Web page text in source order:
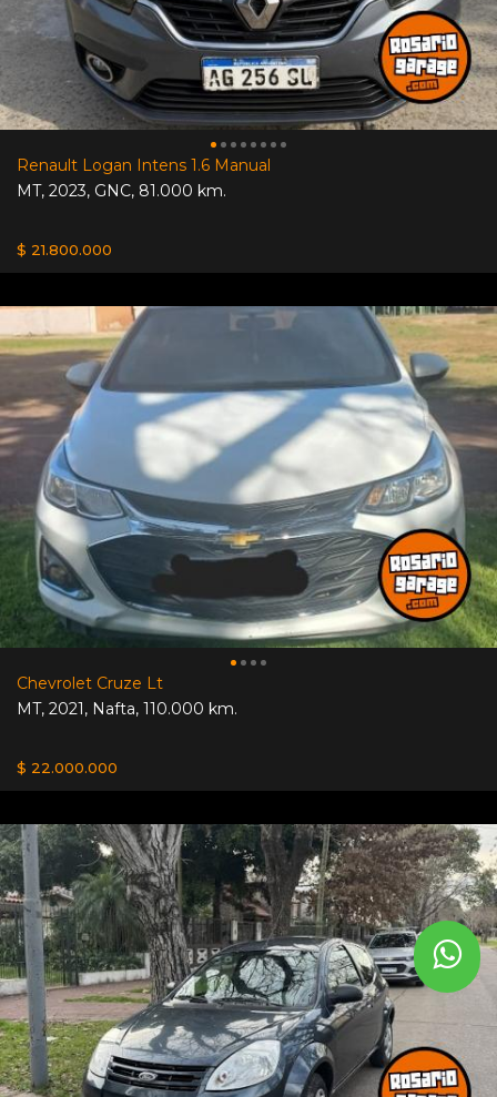
Renault Logan Intens 1.6 Manual
MT, 2023, GNC, 81.000 km.
$ 21.800.000
Chevrolet Cruze Lt
MT, 2021, Nafta, 110.000 km.
$ 22.000.000